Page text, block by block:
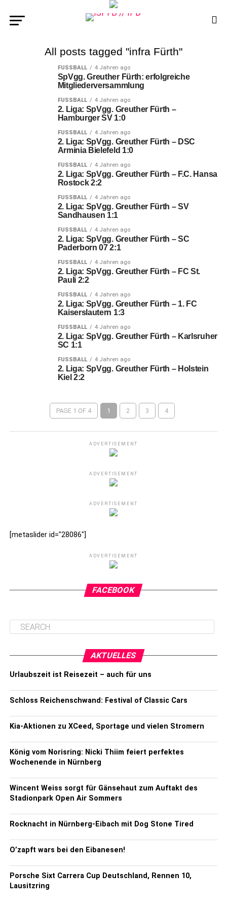
All posts tagged "infra Fürth"
FUSSBALL 4 Jahren ago
SpVgg. Greuther Fürth: erfolgreiche
Mitgliederversammlung
FUSSBALL 4 Jahren ago
2. Liga: SpVgg. Greuther Fürth –
Hamburger SV 1:0
FUSSBALL 4 Jahren ago
2. Liga: SpVgg. Greuther Fürth – DSC
Arminia Bielefeld 1:0
FUSSBALL 4 Jahren ago
2. Liga: SpVgg. Greuther Fürth – F.C. Hansa
Rostock 2:2
FUSSBALL 4 Jahren ago
2. Liga: SpVgg. Greuther Fürth – SV
Sandhausen 1:1
FUSSBALL 4 Jahren ago
2. Liga: SpVgg. Greuther Fürth – SC
Paderborn 07 2:1
FUSSBALL 4 Jahren ago
2. Liga: SpVgg. Greuther Fürth – FC St.
Pauli 2:2
FUSSBALL 4 Jahren ago
2. Liga: SpVgg. Greuther Fürth – 1. FC
Kaiserslautern 1:3
FUSSBALL 4 Jahren ago
2. Liga: SpVgg. Greuther Fürth – Karlsruher
SC 1:1
FUSSBALL 4 Jahren ago
2. Liga: SpVgg. Greuther Fürth – Holstein
Kiel 2:2
PAGE 1 OF 4 1 2 3 4
ADVERTISEMENT
ADVERTISEMENT
ADVERTISEMENT
[metaslider id="28086"]
ADVERTISEMENT
FACEBOOK
AKTUELLES
Urlaubszeit ist Reisezeit – auch für uns
Schloss Reichenschwand: Festival of Classic Cars
Kia-Aktionen zu XCeed, Sportage und vielen Stromern
König vom Norisring: Nicki Thiim feiert perfektes
Wochenende in Nürnberg
Wincent Weiss sorgt für Gänsehaut zum Auftakt des
Stadionpark Open Air Sommers
Rocknacht in Nürnberg-Eibach mit Dog Stone Tired
O’zapft wars bei den Eibanesen!
Porsche Sixt Carrera Cup Deutschland, Rennen 10,
Lausitzring